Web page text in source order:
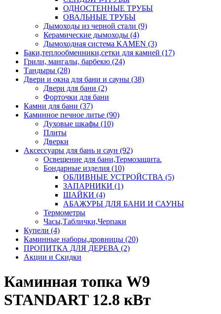
ОДНОСТЕННЫЕ ТРУБЫ
ОВАЛЬНЫЕ ТРУБЫ
Дымоходы из черной стали (9)
Керамические дымоходы (4)
Дымоходная система KAMEN (3)
Баки,теплообменники,сетки для камней (17)
Грили, мангалы, барбекю (24)
Тандыры (28)
Двери и окна для бани и сауны (38)
Двери для бани (2)
Форточки для бани
Камни для бани (37)
Каминное печное литье (90)
Духовые шкафы (10)
Плиты
Дверки
Аксессуары для бань и саун (92)
Освещение для бани,Термозащита.
Бондарные изделия (10)
ОБЛИВНЫЕ УСТРОЙСТВА (5)
ЗАПАРНИКИ (1)
ШАЙКИ (4)
АБАЖУРЫ ДЛЯ БАНИ И САУНЫ
Термометры
Часы,Таблички,Черпаки
Купели (4)
Каминные наборы,дровницы (20)
ПРОПИТКА ДЛЯ ДЕРЕВА (2)
Акции и Скидки
Каминная топка W9
STANDART 12.8 кВт